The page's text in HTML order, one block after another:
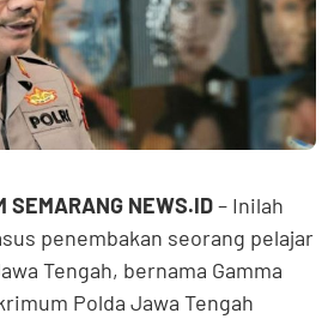
SEMARANG NEWS.ID– Inilah
penembakan seorang pelajar
Tengah, bernama Gamma
Polda Jawa Tengah